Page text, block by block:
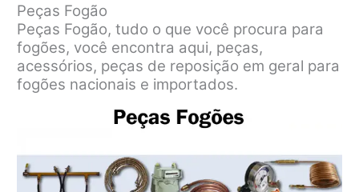
Peças Fogão
Peças Fogão, tudo o que você procura para
fogões, você encontra aqui, peças,
acessórios, peças de reposição em geral para
fogões nacionais e importados.